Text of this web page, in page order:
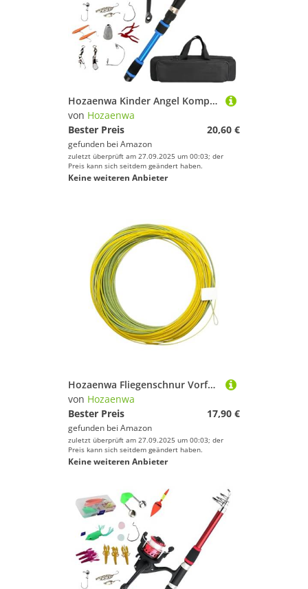
Hozaenwa Kinder Angel Komplettset | Teleskop Angelrute Komplettset,Spinnrute Mit Rolle Aufbewahrungstasche Anfänger Ausrüstung für Junge Angler und Mädchen Outdoor Süßwasser Salzwasser Aktivitäten
von Hozaenwa
Bester Preis
20,60 €
gefunden bei Amazon
zuletzt überprüft am 27.09.2025 um 00:03; der
Preis kann sich seitdem geändert haben.
Keine weiteren Anbieter
Hozaenwa Fliegenschnur Vorfach - Lures Fish Lines - Konisch Für Süßwasser Forelle Karpfen Bootsfischen Katfisch Teichangeln Tiefsee Barsch
von Hozaenwa
Bester Preis
17,90 €
gefunden bei Amazon
zuletzt überprüft am 27.09.2025 um 00:03; der
Preis kann sich seitdem geändert haben.
Keine weiteren Anbieter